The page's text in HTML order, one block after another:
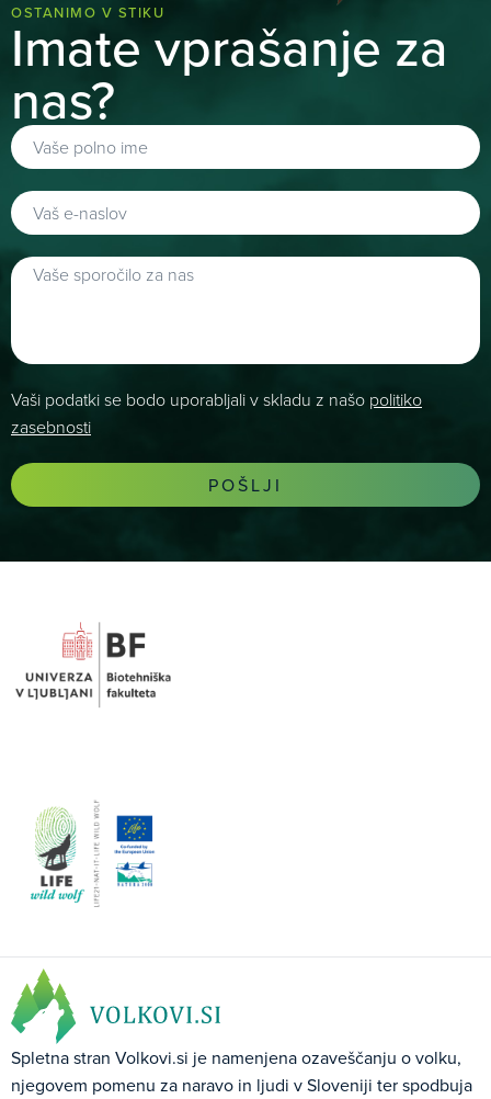
OSTANIMO V STIKU
Imate vprašanje za
nas?
Vaši podatki se bodo uporabljali v skladu z našo politiko
zasebnosti
POŠLJI
Spletna stran Volkovi.si je namenjena ozaveščanju o volku,
njegovem pomenu za naravo in ljudi v Sloveniji ter spodbuja